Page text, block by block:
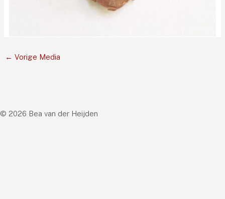
← Vorige Media
© 2026 Bea van der Heijden